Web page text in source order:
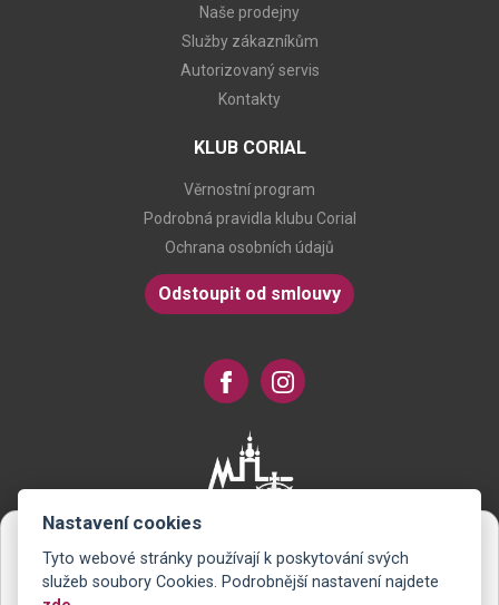
Novinky na Váš e-mail
Naše prodejny
Služby zákazníkům
Autorizovaný servis
Kontakty
KLUB CORIAL
Věrnostní program
Podrobná pravidla klubu Corial
Ochrana osobních údajů
Odstoupit od smlouvy
Nastavení cookies
Tyto webové stránky používají k poskytování svých
služeb soubory Cookies. Podrobnější nastavení najdete